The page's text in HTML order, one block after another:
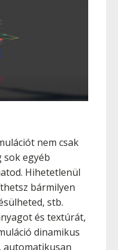
nem csak
sok egyéb
Hihetetlenül
bármilyen
stb.
és textúrát,
dinamikus
automatikusan